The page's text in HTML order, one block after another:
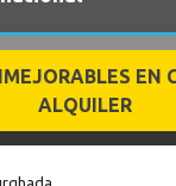
EN
ALQUILER